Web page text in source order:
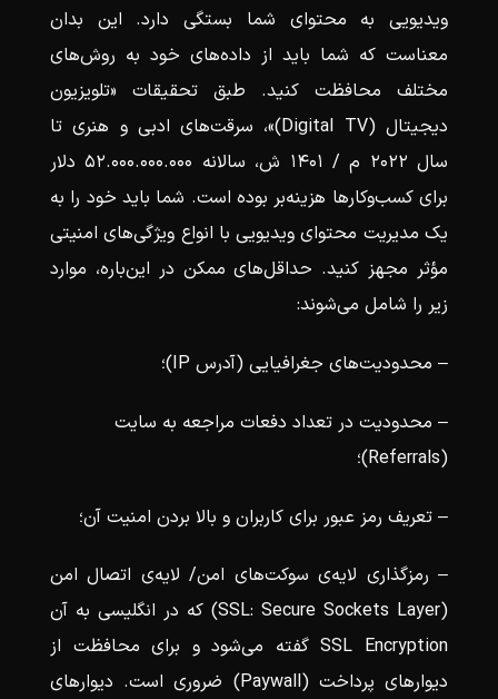
ویدیویی به محتوای شما بستگی دارد. این بدان
معناست که شما باید از داده‌های خود به روش‌های
مختلف محافظت کنید. طبق تحقیقات «تلویزیون
دیجیتال (Digital TV)»، سرقت‌های ادبی و هنری تا
سال 2022 م / 1401 ش، سالانه 52.000.000.000 دلار
برای کسب‌و‌کارها هزینه‌بر بوده است. شما باید خود را به
یک مدیریت محتوای ویدیویی با انواع ویژگی‌های امنیتی
مؤثر مجهز کنید. حداقل‌های ممکن در این‌باره، موارد
زیر را شامل می‌شوند:
– محدودیت‌های جغرافیایی (آدرس IP)؛
– محدودیت در تعداد دفعات مراجعه به سایت
(Referrals)؛
– تعریف رمز عبور برای کاربران و بالا بردن امنیت آن؛
– رمزگذاری لایه‌ی سوکت‌های امن/ لایه‌ی اتصال‌ امن
(SSL: Secure Sockets Layer) که در انگلیسی به آن
SSL Encryption گفته می‌شود و برای محافظت از
دیوارهای پرداخت (Paywall) ضروری است. دیوارهای